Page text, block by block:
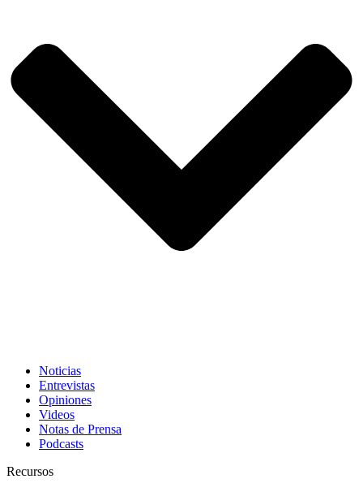
Noticias
Entrevistas
Opiniones
Videos
Notas de Prensa
Podcasts
Recursos